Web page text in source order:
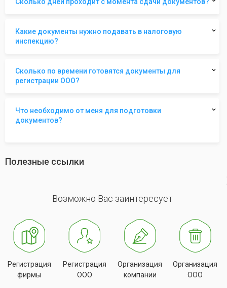
Какие документы нужно подавать в налоговую
инспекцию?
Сколько по времени готовятся документы для
регистрации ООО?
Что необходимо от меня для подготовки
документов?
Полезные ссылки
Возможно Вас заинтересует
Регистрация
фирмы
Регистрация
ООО
Организация
компании
Организация
ООО